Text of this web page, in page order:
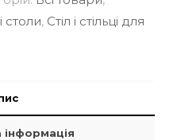
столи, Стіл і стільці для